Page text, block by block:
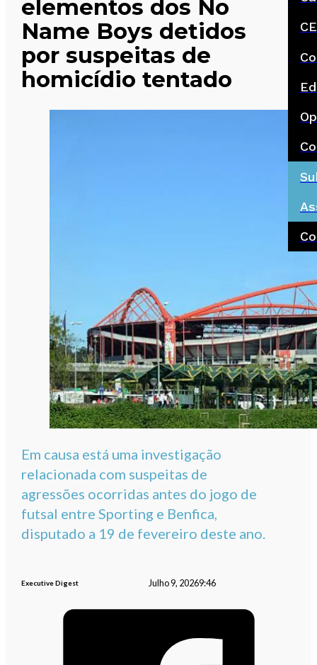
elementos dos No
Name Boys detidos
por suspeitas de
homicídio tentado
Em causa está uma investigação
relacionada com suspeitas de
agressões ocorridas antes do jogo de
futsal entre Sporting e Benfica,
disputado a 19 de fevereiro deste ano.
Executive Digest Julho 9, 20269:46